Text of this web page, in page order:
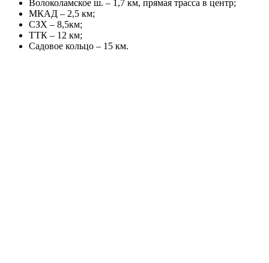
Волоколамское ш. – 1,7 км, прямая трасса в центр;
МКАД – 2,5 км;
СЗХ – 8,5км;
ТТК – 12 км;
Садовое кольцо – 15 км.